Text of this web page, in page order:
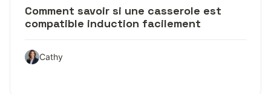
Comment savoir si une casserole est
compatible induction facilement
Cathy